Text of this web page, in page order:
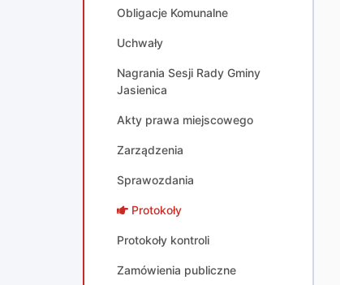
Obligacje Komunalne
Uchwały
Nagrania Sesji Rady Gminy
Jasienica
Akty prawa miejscowego
Zarządzenia
Sprawozdania
Protokoły
Protokoły kontroli
Zamówienia publiczne